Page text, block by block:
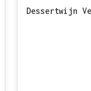
Dessertwijn